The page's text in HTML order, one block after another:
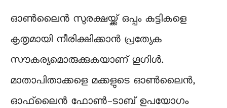
ഓൺലൈൻ സുരക്ഷയ്ക്ക് ഒപ്പം കുട്ടികളെ
കൃതൃമായി നീരിക്ഷിക്കാൻ പ്രത്യേക
സൗകര്യമൊരുക്കുകയാണ് ഗൂഗിൾ.
മാതാപിതാക്കളെ മക്കളുടെ ഓൺലൈൻ,
ഓഫ്‌ലൈൻ ഫോൺ-ടാബ് ഉപയോഗം